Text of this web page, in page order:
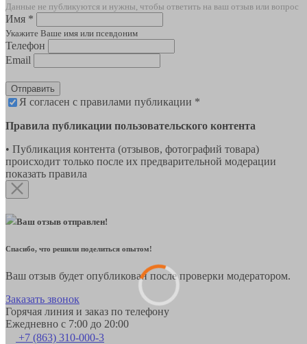
Данные не публикуются и нужны, чтобы ответить на ваш отзыв или вопрос
Имя *
Укажите Ваше имя или псевдоним
Телефон
Email
Отправить
Я согласен с правилами публикации *
Правила публикации пользовательского контента
• Публикация контента (отзывов, фотографий товара)
происходит только после их предварительной модерации
показать правила
Ваш отзыв отправлен!
Спасибо, что решили поделиться опытом!
Ваш отзыв будет опубликован после проверки модератором.
Заказать звонок
Горячая линия и заказ по телефону
Ежедневно с 7:00 до 20:00
+7 (863) 310-000-3